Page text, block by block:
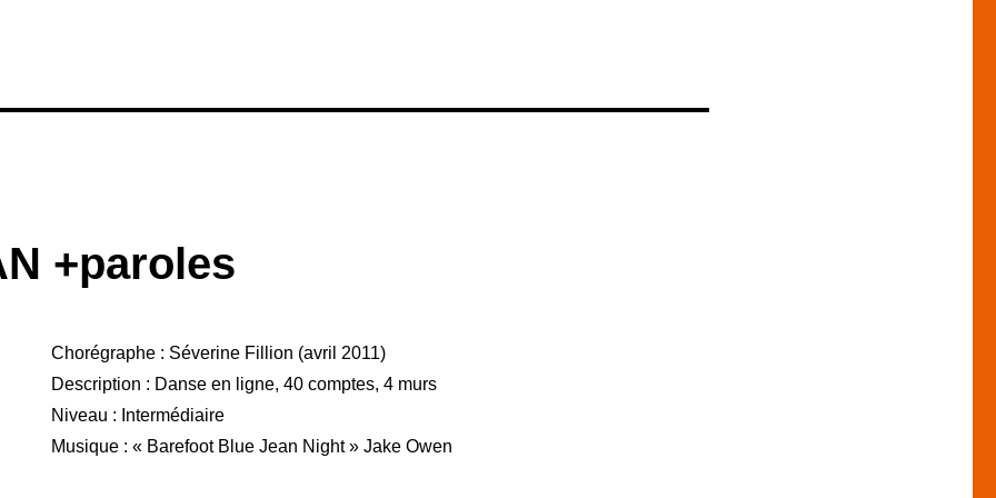
+paroles
Chorégraphe : Séverine Fillion (avril 2011)
Description : Danse en ligne, 40 comptes, 4 murs
Niveau : Intermédiaire
Musique : « Barefoot Blue Jean Night » Jake Owen